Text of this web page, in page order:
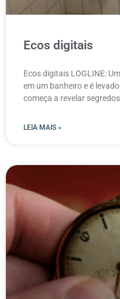
Ecos digitais
Ecos digitais LOGLINE:
em um banheiro e é
começa a revelar
LEIA MAIS »